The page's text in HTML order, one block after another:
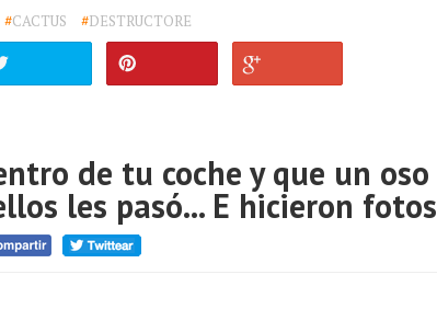
#CACTUS #DESTRUCTORE
de tu coche y que un oso
les pasó... E hicieron fotos